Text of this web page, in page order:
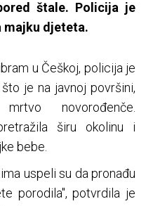
štale. Policija je
majku djeteta.
u Češkoj, policija je
je na javnoj površini,
novorođenče.
širu okolinu i
bebe.
uspeli su da pronađu
porodila", potvrdila je